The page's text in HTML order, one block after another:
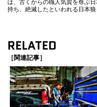
持ち、絶滅したといわれる日本狼
RELATED
［関連記事］